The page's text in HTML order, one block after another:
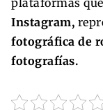
Instagram,
fotográfica de
fotografías.